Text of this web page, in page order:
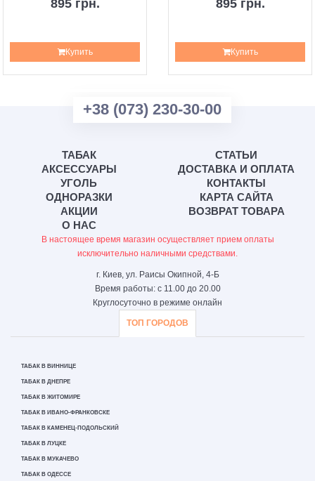
895 грн.
Купить
895 грн.
Купить
+38 (073) 230-30-00
ТАБАК
АКСЕССУАРЫ
УГОЛЬ
ОДНОРАЗКИ
АКЦИИ
О НАС
СТАТЬИ
ДОСТАВКА И ОПЛАТА
КОНТАКТЫ
КАРТА САЙТА
ВОЗВРАТ ТОВАРА
В настоящее время магазин осуществляет прием оплаты
исключительно наличными средствами.
г. Киев, ул. Раисы Окипной, 4-Б
Время работы: с 11.00 до 20.00
Круглосуточно в режиме онлайн
ТОП ГОРОДОВ
ТАБАК В ВИННИЦЕ
ТАБАК В ДНЕПРЕ
ТАБАК В ЖИТОМИРЕ
ТАБАК В ИВАНО-ФРАНКОВСКЕ
ТАБАК В КАМЕНЕЦ-ПОДОЛЬСКИЙ
ТАБАК В ЛУЦКЕ
ТАБАК В МУКАЧЕВО
ТАБАК В ОДЕССЕ